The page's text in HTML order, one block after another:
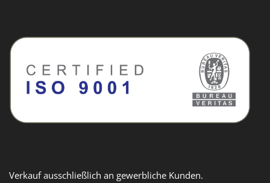
Verkauf ausschließlich an gewerbliche Kunden.